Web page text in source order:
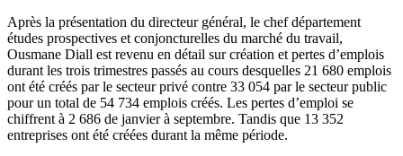
Après la présentation du directeur général, le chef département
études prospectives et conjoncturelles du marché du travail,
Ousmane Diall est revenu en détail sur création et pertes d’emplois
durant les trois trimestres passés au cours desquelles 21 680 emplois
ont été créés par le secteur privé contre 33 054 par le secteur public
pour un total de 54 734 emplois créés. Les pertes d’emploi se
chiffrent à 2 686 de janvier à septembre. Tandis que 13 352
entreprises ont été créées durant la même période.